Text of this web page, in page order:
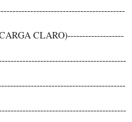
CLARO)-------------------